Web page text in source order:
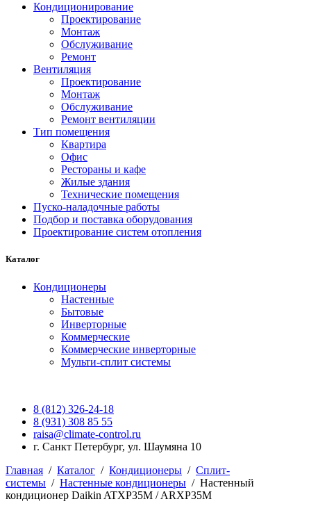
Кондиционирование
Проектирование
Монтаж
Обслуживание
Ремонт
Вентиляция
Проектирование
Монтаж
Обслуживание
Ремонт вентиляции
Тип помещения
Квартира
Офис
Рестораны и кафе
Жилые здания
Технические помещения
Пуско-наладочные работы
Подбор и поставка оборудования
Проектирование систем отопления
Каталог
Кондиционеры
Настенные
Бытовые
Инверторные
Коммерческие
Коммерческие инверторные
Мульти-сплит системы
8 (812) 326-24-18
8 (931) 308 85 55
raisa@climate-control.ru
г. Санкт Петербург, ул. Шаумяна 10
Главная / Каталог / Кондиционеры / Сплит-
системы / Настенные кондиционеры / Настенный
кондиционер Daikin ATXP35M / ARXP35M